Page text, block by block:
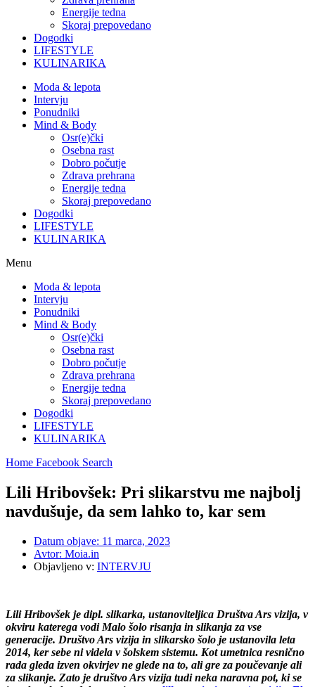
Energije tedna
Skoraj prepovedano
Dogodki
LIFESTYLE
KULINARIKA
Moda & lepota
Intervju
Ponudniki
Mind & Body
Osr(e)čki
Osebna rast
Dobro počutje
Zdrava prehrana
Energije tedna
Skoraj prepovedano
Dogodki
LIFESTYLE
KULINARIKA
Menu
Moda & lepota
Intervju
Ponudniki
Mind & Body
Osr(e)čki
Osebna rast
Dobro počutje
Zdrava prehrana
Energije tedna
Skoraj prepovedano
Dogodki
LIFESTYLE
KULINARIKA
Home Facebook Search
Lili Hribovšek: Pri slikarstvu me najbolj
navdušuje, da sem lahko to, kar sem
Datum objave: 11 marca, 2023
Avtor: Moia.in
Objavljeno v: INTERVJU
Lili Hribovšek je dipl. slikarka, ustanoviteljica Društva Ars vizija, v
okviru katerega vodi Malo šolo risanja in slikanja za vse
generacije. Društvo Ars vizija in slikarsko šolo je ustanovila leta
2014, ker sebe ni videla v šolskem sistemu. Kot umetnica resnično
rada gleda izven okvirjev ne glede na to, ali gre za poučevanje ali
za slikanje. Zato je društvo Ars vizija tudi neka naravna pot, ki se